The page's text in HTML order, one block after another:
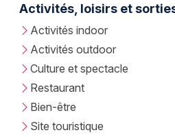
Activités, loisirs et
Activités indoor
Activités outdoor
Culture et spectacle
Restaurant
Bien-être
Site touristique